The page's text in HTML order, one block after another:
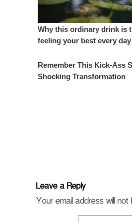
Leave a Reply
Your email address will not